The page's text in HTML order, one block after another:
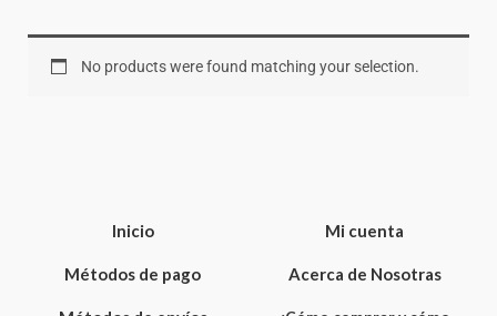
No products were found matching your selection.
Inicio
Métodos de pago
Mi cuenta
Acerca de Nosotras